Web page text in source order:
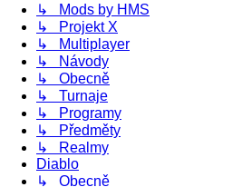
↳ Mods by HMS
↳ Projekt X
↳ Multiplayer
↳ Návody
↳ Obecně
↳ Turnaje
↳ Programy
↳ Předměty
↳ Realmy
Diablo
↳ Obecně